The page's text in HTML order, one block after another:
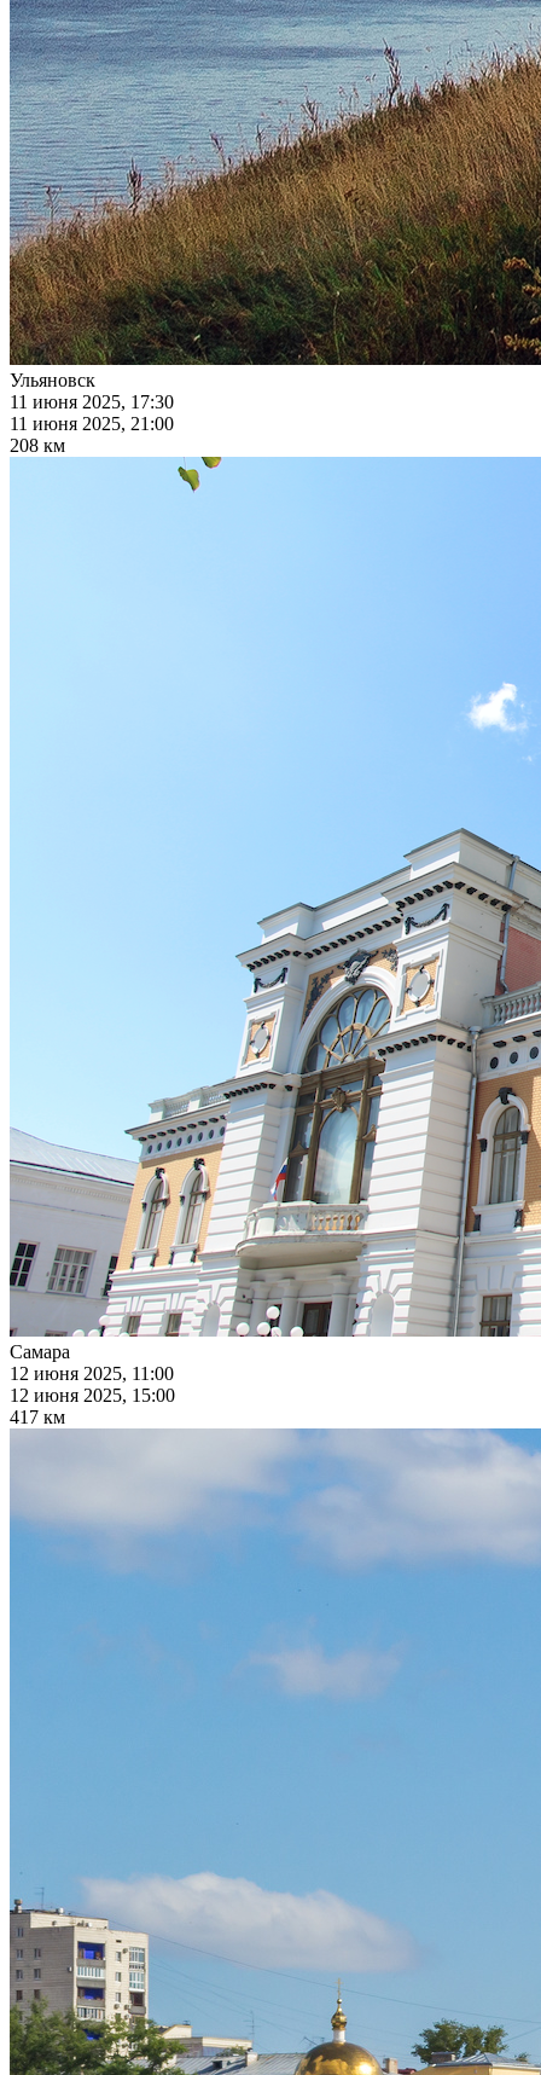
Ульяновск
11 июня 2025, 17:30
11 июня 2025, 21:00
208 км
Самара
12 июня 2025, 11:00
12 июня 2025, 15:00
417 км